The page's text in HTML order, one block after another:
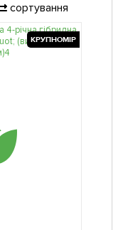
сортування
КРУПНОМІР